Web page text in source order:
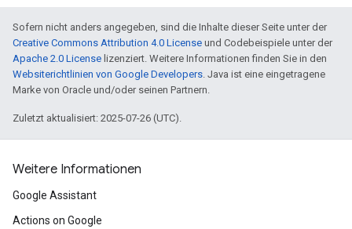
Sofern nicht anders angegeben, sind die Inhalte dieser Seite unter der
Creative Commons Attribution 4.0 License und Codebeispiele unter der
Apache 2.0 License lizenziert. Weitere Informationen finden Sie in den
Websiterichtlinien von Google Developers. Java ist eine eingetragene
Marke von Oracle und/oder seinen Partnern.
Zuletzt aktualisiert: 2025-07-26 (UTC).
Weitere Informationen
Google Assistant
Actions on Google